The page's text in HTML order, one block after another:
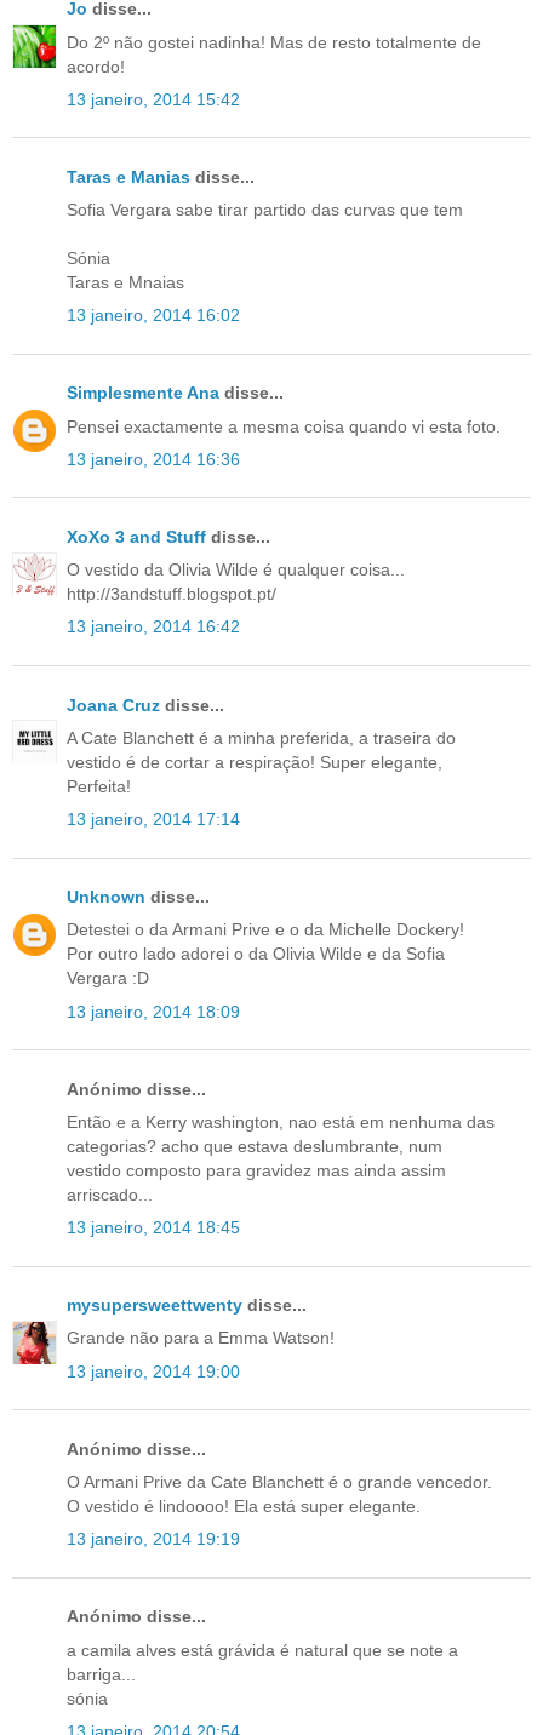
Jo disse...
Do 2º não gostei nadinha! Mas de resto totalmente de
acordo!
13 janeiro, 2014 15:42
Taras e Manias disse...
Sofia Vergara sabe tirar partido das curvas que tem
Sónia
Taras e Mnaias
13 janeiro, 2014 16:02
Simplesmente Ana disse...
Pensei exactamente a mesma coisa quando vi esta foto.
13 janeiro, 2014 16:36
XoXo 3 and Stuff disse...
O vestido da Olivia Wilde é qualquer coisa...
http://3andstuff.blogspot.pt/
13 janeiro, 2014 16:42
Joana Cruz disse...
A Cate Blanchett é a minha preferida, a traseira do
vestido é de cortar a respiração! Super elegante,
Perfeita!
13 janeiro, 2014 17:14
Unknown disse...
Detestei o da Armani Prive e o da Michelle Dockery!
Por outro lado adorei o da Olivia Wilde e da Sofia
Vergara :D
13 janeiro, 2014 18:09
Anónimo disse...
Então e a Kerry washington, nao está em nenhuma das
categorias? acho que estava deslumbrante, num
vestido composto para gravidez mas ainda assim
arriscado...
13 janeiro, 2014 18:45
mysupersweettwenty disse...
Grande não para a Emma Watson!
13 janeiro, 2014 19:00
Anónimo disse...
O Armani Prive da Cate Blanchett é o grande vencedor.
O vestido é lindoooo! Ela está super elegante.
13 janeiro, 2014 19:19
Anónimo disse...
a camila alves está grávida é natural que se note a
barriga...
sónia
13 janeiro, 2014 20:54